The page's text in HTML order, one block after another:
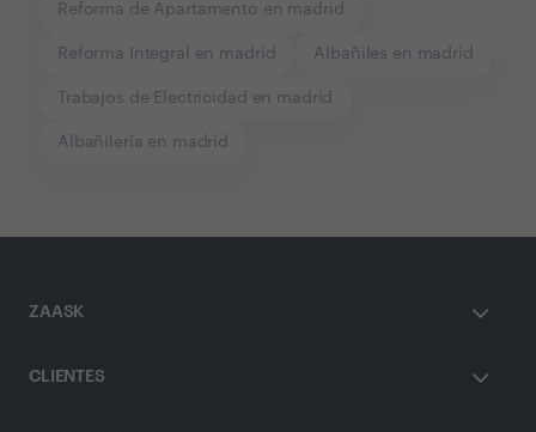
Reforma de Apartamento en madrid
Reforma Integral en madrid Albañiles en madrid
Trabajos de Electricidad en madrid
Albañilería en madrid
ZAASK
CLIENTES